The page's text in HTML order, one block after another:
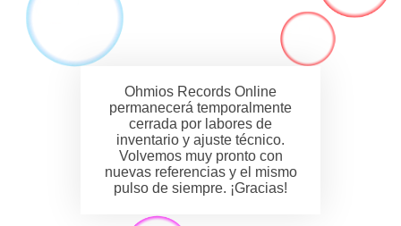
Ohmios Records Online
permanecerá temporalmente
cerrada por labores de
inventario y ajuste técnico.
Volvemos muy pronto con
nuevas referencias y el mismo
pulso de siempre. ¡Gracias!